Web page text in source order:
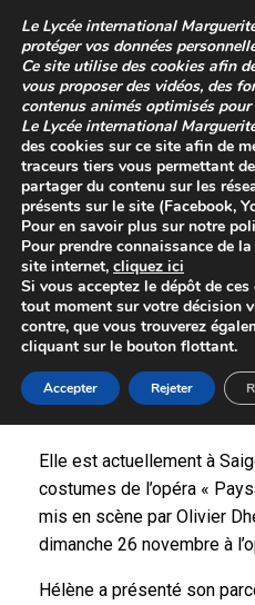
content
Hybridation
Posted on 27 novembre 2023
Mercredi 8 novembre, les
plastiques 1
èreet terminale
Elle est actuellement à
costumes de l’opéra «
mis en scène par Olivier
dimanche 26 novembre à
Hélène a présenté son
Le Lycée international
protéger vos données
Ce site utilise des cookies afin
vous proposer des vidéos, des
contenus animés optimisés
Le Lycée international
des cookies sur ce site afin de
traceurs tiers vous permettant
partager du contenu sur les
présents sur le site (Facebook,
Pour en savoir plus sur notre
Pour prendre connaissance de la
site internet, cliquez ici
Si vous acceptez le dépôt de
tout moment sur votre décision
contre, que vous trouverez
cliquant sur le bouton flottant.
Accepter Rejeter